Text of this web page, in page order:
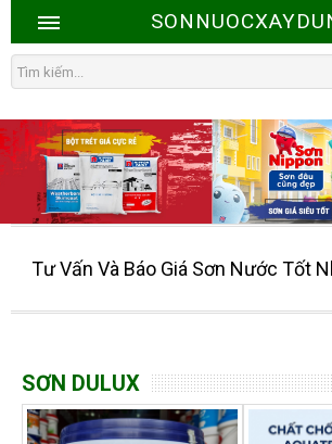
Tư Vấn Và Báo Giá Sơn Nước Tốt
SƠN DULUX